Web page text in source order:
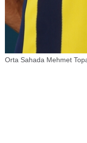
Orta Sahada Mehmet